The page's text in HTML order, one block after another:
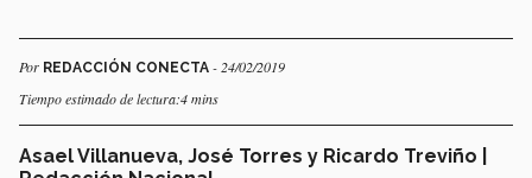
Por REDACCIÓN CONECTA - 24/02/2019
Tiempo estimado de lectura:4 mins
Asael Villanueva, José Torres y Ricardo Treviño |